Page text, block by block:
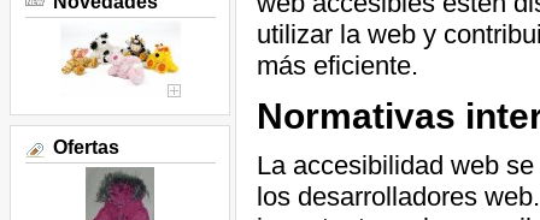
Ofertas
utilizar la web y
más eficiente.
Normativas
La accesibilidad web
los desarrolladores